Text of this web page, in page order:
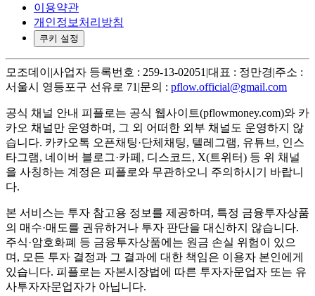
이용약관
개인정보처리방침
쿠키 설정
모조데이 |사업자 등록번호 : 259-13-02051|대표 : 정만경|주소 :
서울시 영등포구 선유로 71|문의 : pflow.official@gmail.com
공식 채널 안내 피플로는 공식 웹사이트(pflowmoney.com)와 카
카오 채널만 운영하며, 그 외 어떠한 외부 채널도 운영하지 않
습니다. 카카오톡 오픈채팅·단체채팅, 텔레그램, 유튜브, 인스
타그램, 네이버 블로그·카페, 디스코드, X(트위터) 등 위 채널
을 사칭하는 계정은 피플로와 무관하오니 주의하시기 바랍니
다.
본 서비스는 투자 참고용 정보를 제공하며, 특정 금융투자상품
의 매수·매도를 권유하거나 투자 판단을 대신하지 않습니다.
주식·암호화폐 등 금융투자상품에는 원금 손실 위험이 있으
며, 모든 투자 결정과 그 결과에 대한 책임은 이용자 본인에게
있습니다. 피플로는 자본시장법에 따른 투자자문업자 또는 유
사투자자문업자가 아닙니다.